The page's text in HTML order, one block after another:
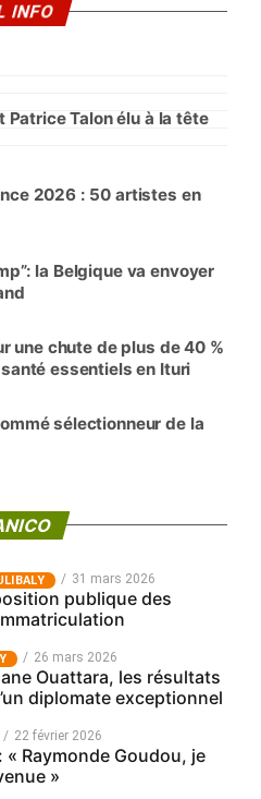
INFO
Patrice Talon élu à la tête
2026 : 50 artistes en
la Belgique va envoyer
une chute de plus de 40 %
essentiels en Ituri
sélectionneur de la
31 mars 2026
publique des
26 mars 2026
Ouattara, les résultats
diplomate exceptionnel
22 février 2026
« Raymonde Goudou, je
»